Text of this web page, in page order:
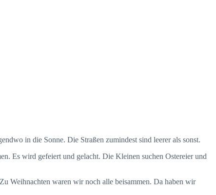
in die Sonne. Die Straßen zumindest sind leerer als sonst.
Es wird gefeiert und gelacht. Die Kleinen suchen Ostereier und
Weihnachten waren wir noch alle beisammen. Da haben wir